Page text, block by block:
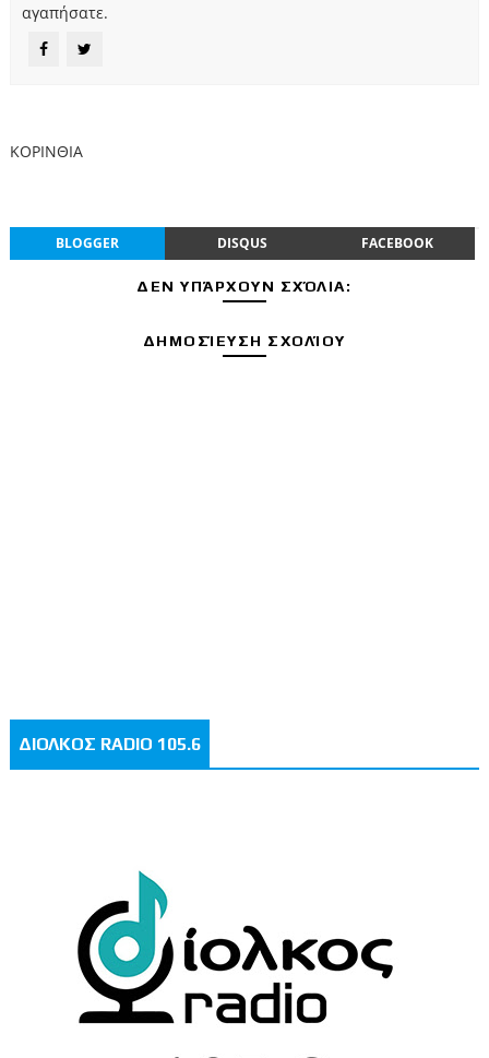
αγαπήσατε.
ΚΟΡΙΝΘΙΑ
BLOGGER DISQUS FACEBOOK
ΔΕΝ ΥΠΆΡΧΟΥΝ ΣΧΌΛΙΑ:
ΔΗΜΟΣΊΕΥΣΗ ΣΧΟΛΊΟΥ
ΔΙΟΛΚΟΣ RADIO 105.6